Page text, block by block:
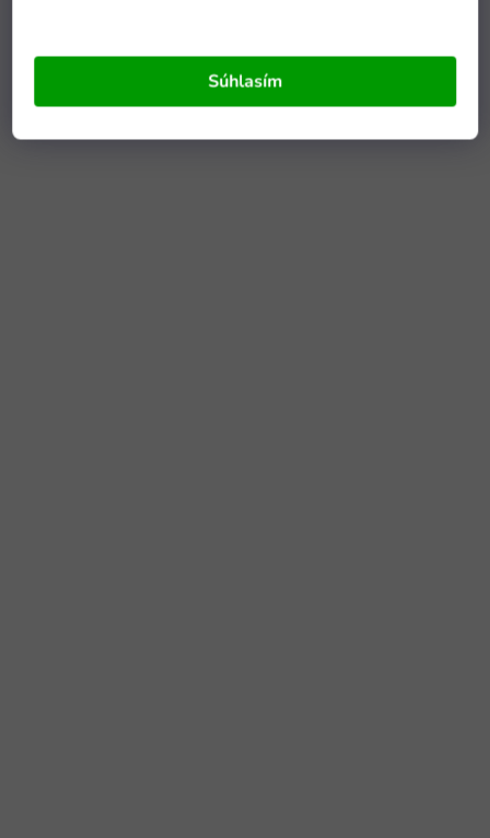
Súhlasím